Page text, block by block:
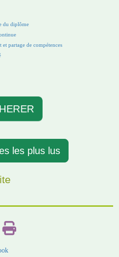
du diplôme
partage de compétences
les plus lus